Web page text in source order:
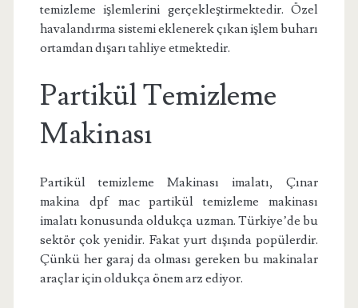
temizleme işlemlerini gerçekleştirmektedir. Özel
havalandırma sistemi eklenerek çıkan işlem buharı
ortamdan dışarı tahliye etmektedir.
Partikül Temizleme
Makinası
Partikül temizleme Makinası imalatı, Çınar
makina dpf mac partikül temizleme makinası
imalatı konusunda oldukça uzman. Türkiye’de bu
sektör çok yenidir. Fakat yurt dışında popülerdir.
Çünkü her garaj da olması gereken bu makinalar
araçlar için oldukça önem arz ediyor.